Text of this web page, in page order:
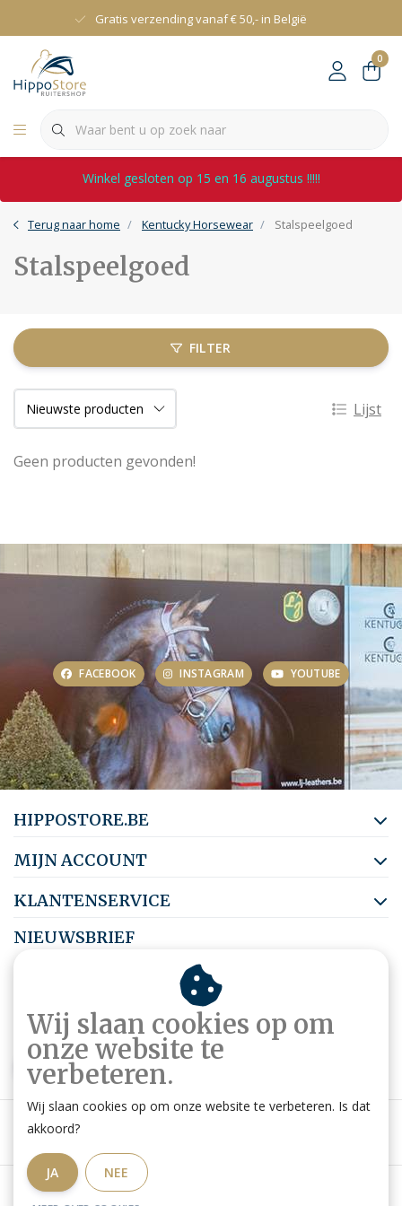
Gratis verzending vanaf € 50,- in België
0
Winkel gesloten op 15 en 16 augustus !!!!!
Terug naar home Kentucky Horsewear Stalspeelgoed
Stalspeelgoed
FILTER
Lijst
Geen producten gevonden!
FACEBOOK INSTAGRAM YOUTUBE
HIPPOSTORE.BE
MIJN ACCOUNT
KLANTENSERVICE
NIEUWSBRIEF
Abonneer je op onze nieuwsbrief om op de hoogte te blijven.
ABONNEER
Algemene voorwaarden
Wij slaan cookies op om
onze website te
verbeteren.
Wij slaan cookies op om onze website te verbeteren. Is dat
akkoord?
JA NEE